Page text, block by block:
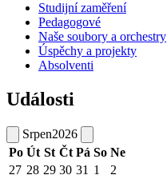
Studijní zaměření
Pedagogové
Naše soubory a orchestry
Úspěchy a projekty
Absolventi
Události
Srpen2026
Po Út St Čt Pá So Ne
27 28 29 30 31 1
2